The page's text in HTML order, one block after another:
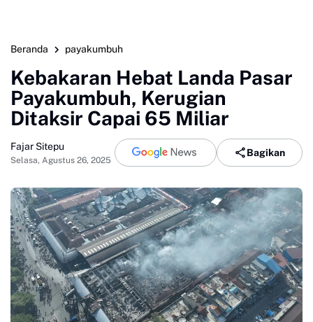
Beranda payakumbuh
Kebakaran Hebat Landa Pasar
Payakumbuh, Kerugian
Ditaksir Capai 65 Miliar
Fajar Sitepu
Selasa, Agustus 26, 2025
Bagikan